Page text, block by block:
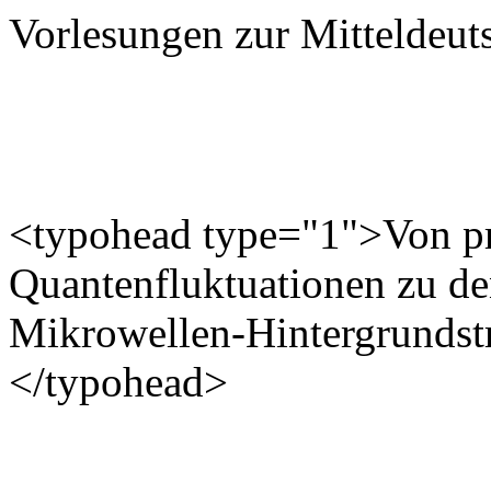
Vorlesungen zur
<typohead type="1">Von
Quantenfluktuationen zu
Mikrowellen-
</typohead>